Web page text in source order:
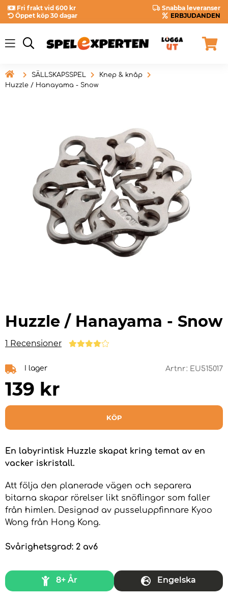
Fri frakt vid 600 kr
Snabba leveranser
Öppet köp 30 dagar
ERBJUDANDEN
 SÄLLSKAPSSPEL
Knep & knåp
Huzzle / Hanayama - Snow
Huzzle / Hanayama - Snow
1 Recensioner
I lager Artnr: EU515017
139 kr
KÖP
En labyrintisk Huzzle skapat kring temat av en
vacker iskristall.
Att följa den planerade vägen och separera
bitarna skapar rörelser likt snöflingor som faller
från himlen. Designad av pusseluppfinnare Kyoo
Wong från Hong Kong.
Svårighetsgrad: 2 av6
8+ År Engelska